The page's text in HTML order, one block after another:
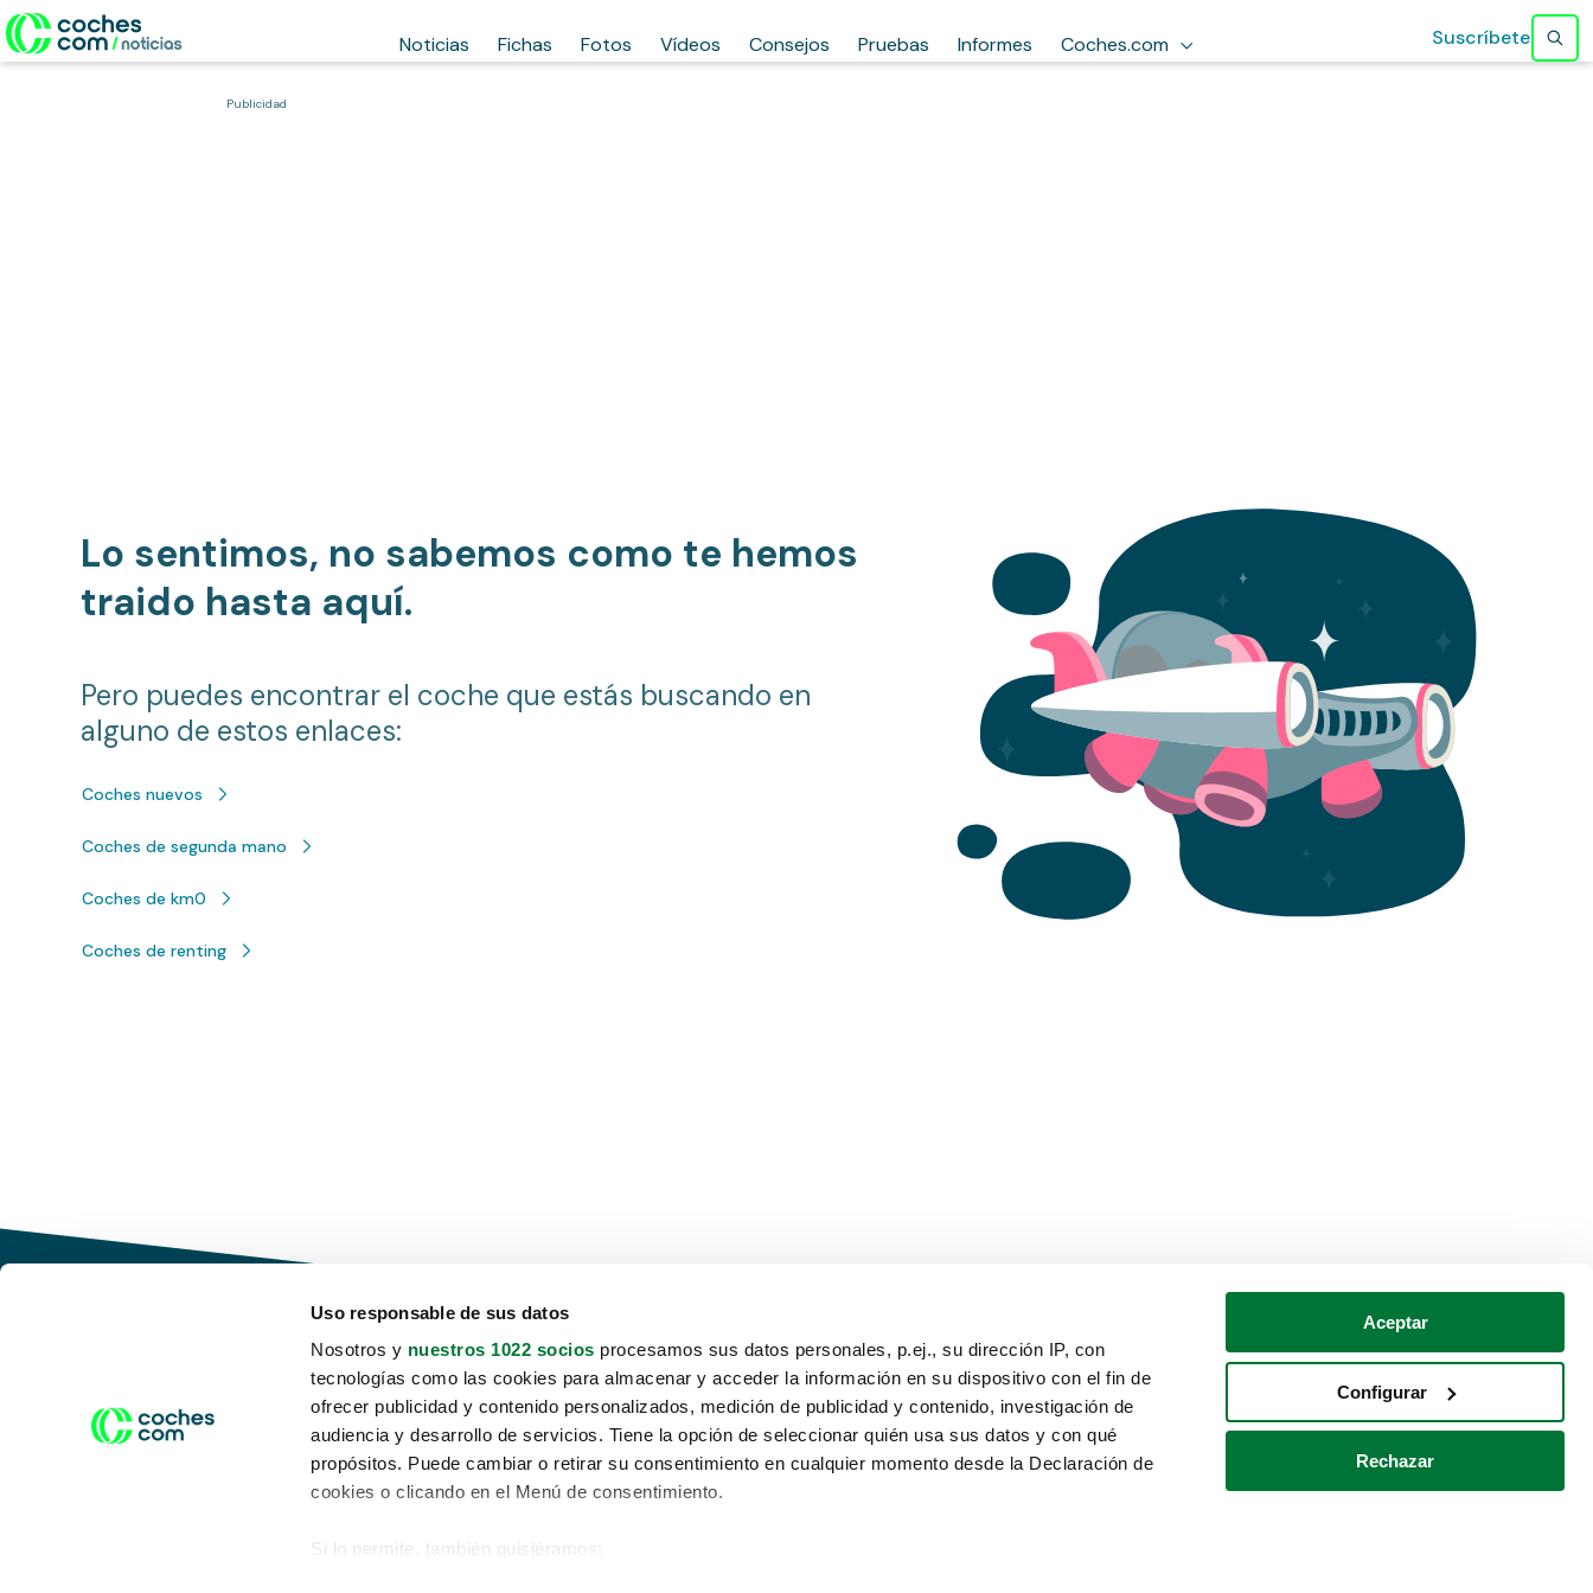
Uso responsable de sus datos
Nosotros y nuestros 1022 socios procesamos sus datos personales, p.ej., su dirección IP, con
tecnologías como las cookies para almacenar y acceder la información en su dispositivo con el fin de
ofrecer publicidad y contenido personalizados, medición de publicidad y contenido, investigación de
audiencia y desarrollo de servicios. Tiene la opción de seleccionar quién usa sus datos y con qué
propósitos. Puede cambiar o retirar su consentimiento en cualquier momento desde la Declaración de
cookies o clicando en el Menú de consentimiento.
Si lo permite, también quisiéramos:
Aceptar
Configurar
Rechazar
Noticias Fichas Fotos Vídeos Consejos Pruebas Informes Coches.com Suscríbete
Publicidad
Lo sentimos, no sabemos como te hemos
traido hasta aquí.
Pero puedes encontrar el coche que estás buscando en
alguno de estos enlaces:
Coches nuevos
Coches de segunda mano
Coches de km0
Coches de renting
Conduce tu futuro,
desata tu movilidad